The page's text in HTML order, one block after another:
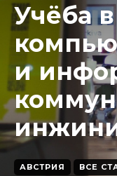
Учёба
и
АВСТРИЯ ВСЕ